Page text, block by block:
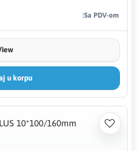
Sa PDV-om
u korpu